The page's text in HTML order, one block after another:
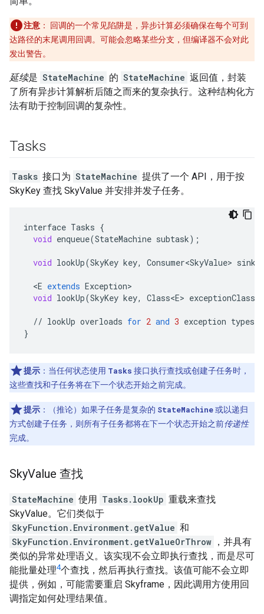
注意 ：
回调的一个常见陷阱是，异步计算必须确保在每个可到
达路径的末尾调用回调。可能会忽略某些分支，但编译器不会对此
发出警告。
延续是 StateMachine 的 StateMachine 返回值，封装
了所有异步计算解析后随之而来的复杂执行。这种结构化方
法有助于控制回调的复杂性。
Tasks
Tasks 接口为 StateMachine 提供了一个 API，用于按
SkyKey 查找 SkyValue 并安排并发子任务。
interface Tasks {
void enqueue(StateMachine subtask);
void lookUp(SkyKey key, Consumer<SkyValue> sink
<E extends Exception
void lookUp(SkyKey key, Class<E> exceptionClass
// lookUp overloads for 2 and 3 exception types
}
提示 ： 当任何状态使用 Tasks 接口执行查找或创建子任务时，
这些查找和子任务将在下一个状态开始之前完成。
提示 ： （推论）如果子任务是复杂的 StateMachine或以递归
方式创建子任务，则所有子任务都将在下一个状态开始之前传递性
完成。
SkyValue 查找
StateMachine 使用 Tasks.lookUp 重载来查找
SkyValue。它们类似于
SkyFunction.Environment.getValue 和
SkyFunction.Environment.getValueOrThrow ，并具有
类似的异常处理语义。该实现不会立即执行查找，而是尽可
能批量处理4个查找，然后再执行查找。该值可能不会立即
提供，例如，可能需要重启 Skyframe，因此调用方使用回
调指定如何处理结果值。